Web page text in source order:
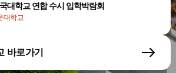
대학교 연합 수시 입학박람회
대학교
바로가기